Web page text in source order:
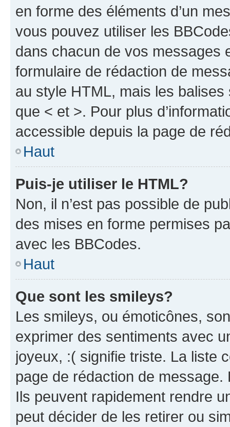
en forme des éléments d’un
vous pouvez utiliser les
dans chacun de vos messages
formulaire de rédaction de
au style HTML, mais les
que < et >. Pour plus
accessible depuis la page de
Haut
Puis-je utiliser le HTML?
Non, il n’est pas possible de
des mises en forme permises
avec les BBCodes.
Haut
Que sont les smileys?
Les smileys, ou émoticônes,
exprimer des sentiments avec
joyeux, :( signifie triste. La liste
page de rédaction de
Ils peuvent rapidement rendre
peut décider de les retirer ou